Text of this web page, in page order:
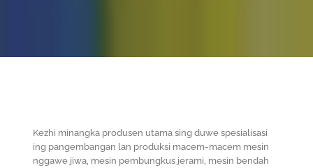
Kezhi minangka produsen utama sing duwe spesialisasi
ing pangembangan lan produksi macem-macem mesin
nggawe jiwa, mesin pembungkus jerami, mesin bendah